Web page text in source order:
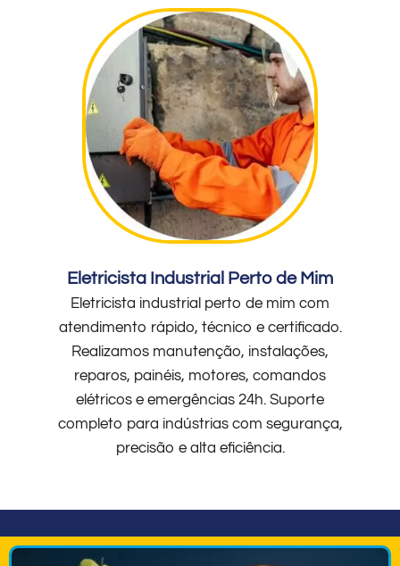
Eletricista Industrial Perto de Mim
Eletricista industrial perto de mim com
atendimento rápido, técnico e certificado.
Realizamos manutenção, instalações,
reparos, painéis, motores, comandos
elétricos e emergências 24h. Suporte
completo para indústrias com segurança,
precisão e alta eficiência.